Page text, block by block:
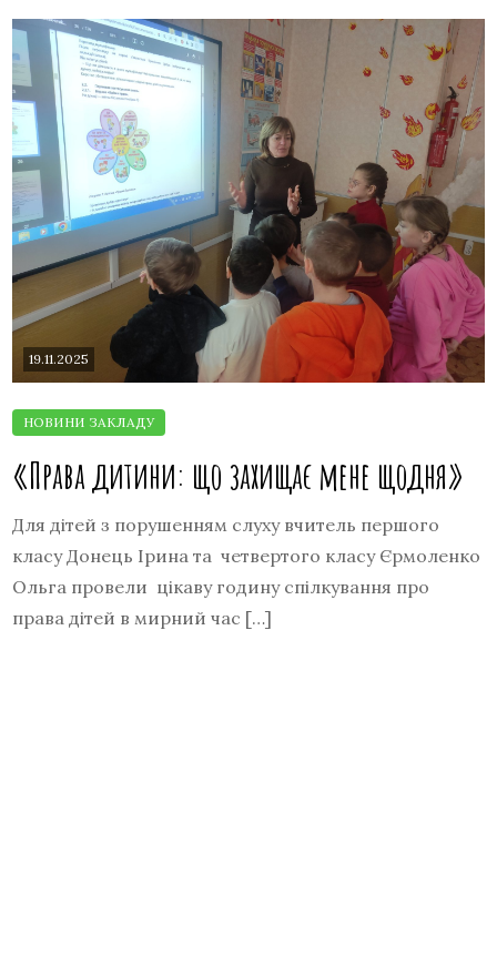
19.11.2025
«Права дитини: що захищає мене щодня»
Для дітей з порушенням слуху вчитель першого
класу Донець Ірина та четвертого класу Єрмоленко
Ольга провели цікаву годину спілкування про
права дітей в мирний час […]